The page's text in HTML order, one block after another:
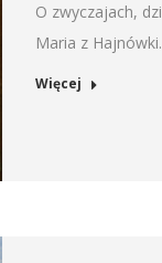
O zwyczajach,
Maria z
Więcej